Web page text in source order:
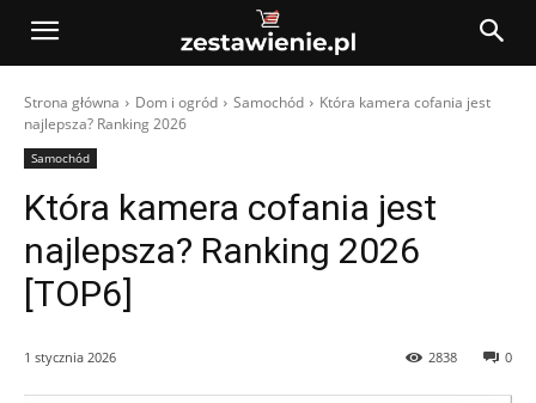
Strona główna Dom i ogród Samochód
Która kamera cofania jest
najlepsza? Ranking 2026
Samochód
Która kamera cofania jest
najlepsza? Ranking 2026
[TOP6]
1 stycznia 2026 0
2838